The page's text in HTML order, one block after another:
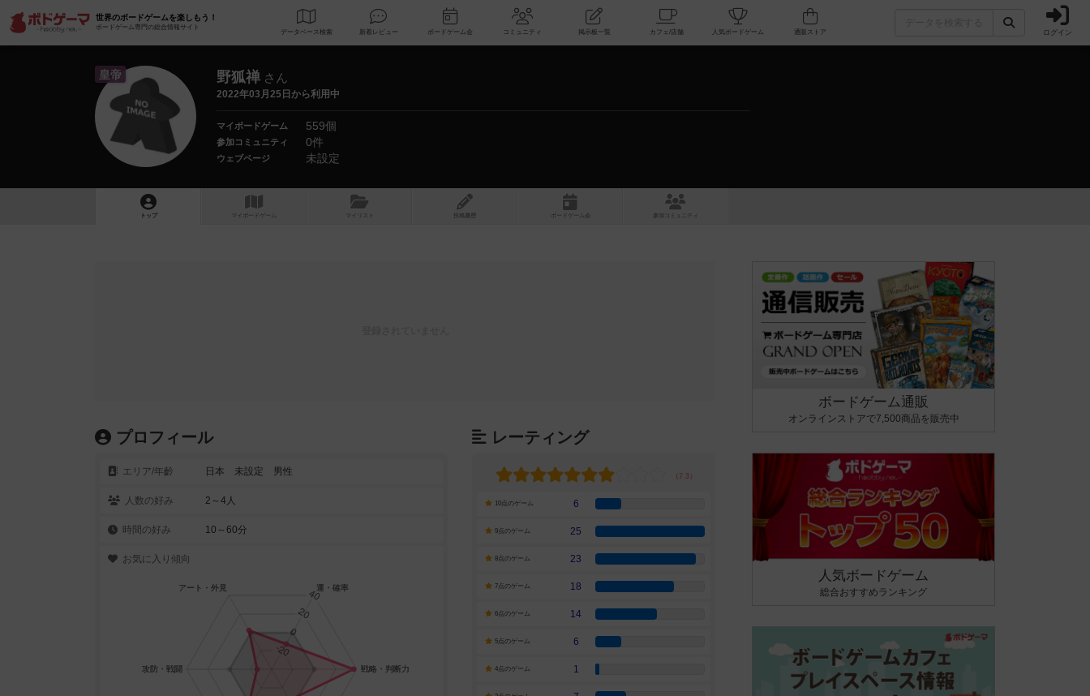
世界のボードゲームを楽しもう！
ボードゲーム専門の総合情報サイト
データベース 検索 新着レビュー ボードゲーム会 コミュニティ 掲示板一覧 カフェ/店舗 人気ボードゲーム ログイン
皇帝 野狐禅 さん
2022年03月25日から利用中
マイボードゲーム 559個
参加コミュニティ 0件
ウェブページ 未設定
トップ マイボードゲーム マイリスト 投稿履歴 ボ ドゲ ーム コミュニティ
プロフィール
エリア/年齡 日本 未設定 男性
人数の好み 2～4人
時間の好み 10～60分
お気に入り傾向
レーティング
10点のゲーム 6
9点のゲーム 25
8点のゲーム 23
7点のゲーム 18
6点のゲーム 14
5点のゲーム 6
4点のゲーム 1
ボードゲーム通販
オンラインストアで7,500商品を販売中
人気ボードゲーム
総合おすすめランキング